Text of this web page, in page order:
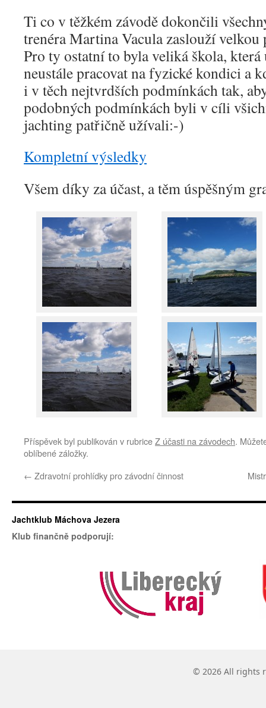
Ti co v těžkém závodě dokončili
trenéra Martina Vacula zaslouží velkou
Pro ty ostatní to byla veliká škola, která
neustále pracovat na fyzické kondici a
i v těch nejtvrdších podmínkách tak,
podobných podmínkách byli v cíli
jachting patřičně užívali:-)
Kompletní výsledky
Všem díky za účast, a těm úspěšným
Příspěvek byl publikován v rubriceZ účasti na závodech.
oblíbené záložky.
← Zdravotní prohlídky pro závodní činnost
Jachtklub Máchova Jezera
Klub finančně podporují:
© 2026 All rights